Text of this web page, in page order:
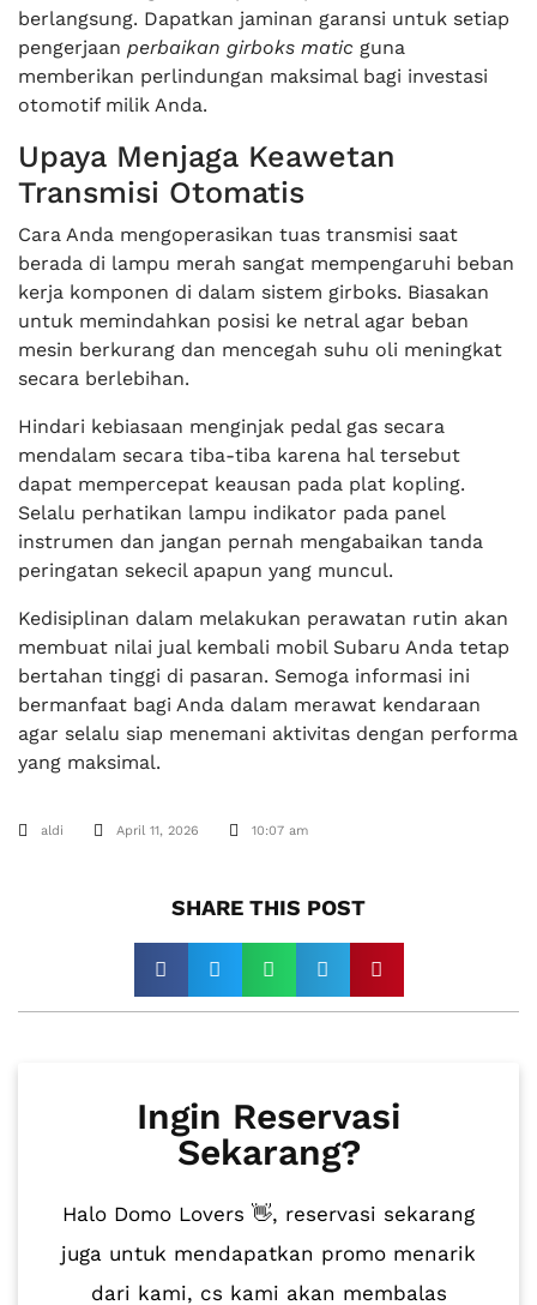
berlangsung. Dapatkan jaminan garansi untuk setiap
pengerjaan perbaikan girboks matic guna
memberikan perlindungan maksimal bagi investasi
otomotif milik Anda.
Upaya Menjaga Keawetan
Transmisi Otomatis
Cara Anda mengoperasikan tuas transmisi saat
berada di lampu merah sangat mempengaruhi beban
kerja komponen di dalam sistem girboks. Biasakan
untuk memindahkan posisi ke netral agar beban
mesin berkurang dan mencegah suhu oli meningkat
secara berlebihan.
Hindari kebiasaan menginjak pedal gas secara
mendalam secara tiba-tiba karena hal tersebut
dapat mempercepat keausan pada plat kopling.
Selalu perhatikan lampu indikator pada panel
instrumen dan jangan pernah mengabaikan tanda
peringatan sekecil apapun yang muncul.
Kedisiplinan dalam melakukan perawatan rutin akan
membuat nilai jual kembali mobil Subaru Anda tetap
bertahan tinggi di pasaran. Semoga informasi ini
bermanfaat bagi Anda dalam merawat kendaraan
agar selalu siap menemani aktivitas dengan performa
yang maksimal.
aldi April 11, 2026 10:07 am
SHARE THIS POST​
Ingin Reservasi
Sekarang?
Halo Domo Lovers 👋, reservasi sekarang
juga untuk mendapatkan promo menarik
dari kami, cs kami akan membalas